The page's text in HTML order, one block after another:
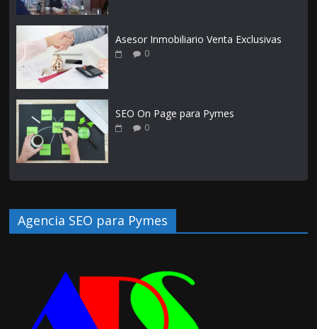
Asesor Inmobiliario Venta Exclusivas
0
SEO On Page para Pymes
0
Agencia SEO para Pymes